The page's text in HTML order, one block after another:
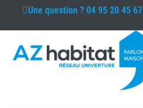
Une question ?04 95 20 45 67